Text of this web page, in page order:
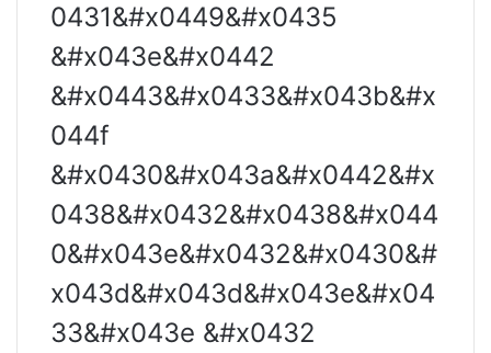
0431&#x0449&#x0435
&#x043e&#x0442
&#x0443&#x0433&#x043b&#x
044f
&#x0430&#x043a&#x0442&#x
0438&#x0432&#x0438&#x044
0&#x043e&#x0432&#x0430&#
x043d&#x043d&#x043e&#x04
33&#x043e &#x0432